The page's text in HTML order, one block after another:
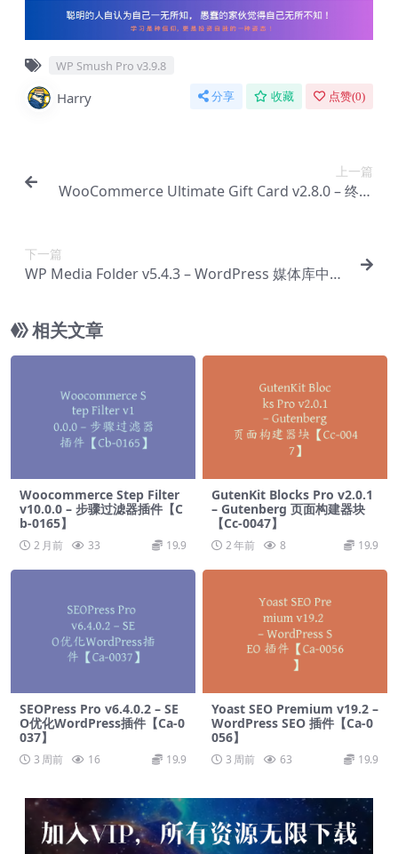
WP Smush Pro v3.9.8
Harry 分享 收藏 点赞(0)
上一篇
WooCommerce Ultimate Gift Card v2.8.0 – 终极
下一篇
WP Media Folder v5.4.3 – WordPress 媒体库中的
相关文章
Woocommerce Step Filter
v10.0.0 – 步骤过滤器插件【C
b-0165】
2 月前 33 19.9
GutenKit Blocks Pro v2.0.1
– Gutenberg 页面构建器块
【Cc-0047】
2 年前 8 19.9
SEOPress Pro v6.4.0.2 – SE
O优化WordPress插件【Ca-0
037】
3 周前 16 19.9
Yoast SEO Premium v​​19.2 –
WordPress SEO 插件【Ca-0
056】
3 周前 63 19.9